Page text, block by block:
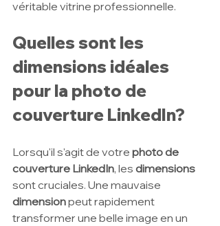
véritable vitrine professionnelle.
Quelles sont les
dimensions idéales
pour la photo de
couverture LinkedIn?
Lorsqu'il s'agit de votre photo de
couverture LinkedIn, les dimensions
sont cruciales. Une mauvaise
dimension peut rapidement
transformer une belle image en un